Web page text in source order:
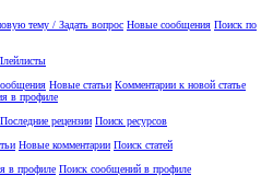
тему / Задать вопрос Новые сообщения Поиск по
Новые статьи Комментарии к новой статье
в профиле
Последние рецензии Поиск ресурсов
Новые комментарии Поиск статей
в профиле Поиск сообщений в профиле